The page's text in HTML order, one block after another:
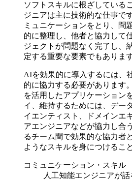
ソフトスキルに根ざしている
ジニアは主に技術的な仕事で
ミュニケーションをとり、問
的に整理し、他者と協力して
ジェクトが問題なく完了し、
定する重要な要素でもあります
AIを効果的に導入するには、
的に協力する必要があります
を活用したアプリケーション
イ、維持するためには、デー
イエンティスト、ドメインエ
アエンジニアなどが協力し合
るチーム間で効果的な協力者
ようなスキルを身につけるこ
コミュニケーション・スキル
人工知能エンジニアが